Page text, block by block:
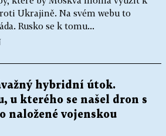
Ukrajině. Na svém webu to
Rusko se k tomu...
hybridní útok.
u kterého se našel dron s
naložené vojenskou